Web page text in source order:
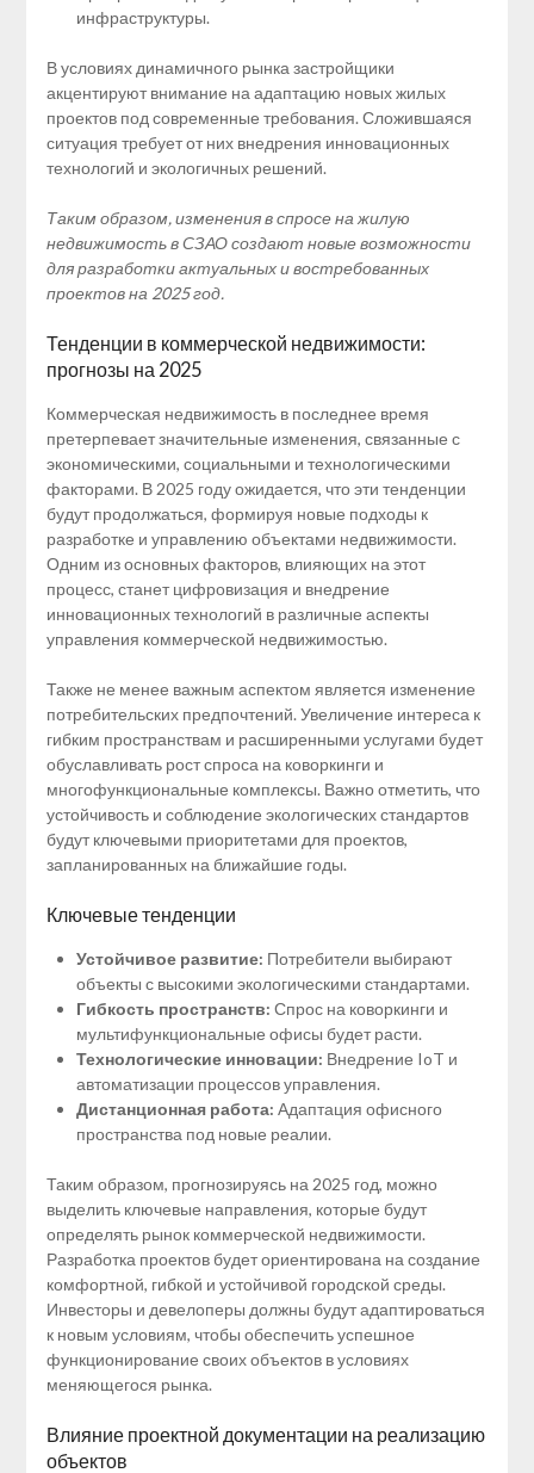
инфраструктуры.
В условиях динамичного рынка застройщики
акцентируют внимание на адаптацию новых жилых
проектов под современные требования. Сложившаяся
ситуация требует от них внедрения инновационных
технологий и экологичных решений.
Таким образом, изменения в спросе на жилую
недвижимость в СЗАО создают новые возможности
для разработки актуальных и востребованных
проектов на 2025 год.
Тенденции в коммерческой недвижимости:
прогнозы на 2025
Коммерческая недвижимость в последнее время
претерпевает значительные изменения, связанные с
экономическими, социальными и технологическими
факторами. В 2025 году ожидается, что эти тенденции
будут продолжаться, формируя новые подходы к
разработке и управлению объектами недвижимости.
Одним из основных факторов, влияющих на этот
процесс, станет цифровизация и внедрение
инновационных технологий в различные аспекты
управления коммерческой недвижимостью.
Также не менее важным аспектом является изменение
потребительских предпочтений. Увеличение интереса к
гибким пространствам и расширенными услугами будет
обуславливать рост спроса на коворкинги и
многофункциональные комплексы. Важно отметить, что
устойчивость и соблюдение экологических стандартов
будут ключевыми приоритетами для проектов,
запланированных на ближайшие годы.
Ключевые тенденции
Устойчивое развитие: Потребители выбирают
объекты с высокими экологическими стандартами.
Гибкость пространств: Спрос на коворкинги и
мультифункциональные офисы будет расти.
Технологические инновации: Внедрение IoT и
автоматизации процессов управления.
Дистанционная работа: Адаптация офисного
пространства под новые реалии.
Таким образом, прогнозируясь на 2025 год, можно
выделить ключевые направления, которые будут
определять рынок коммерческой недвижимости.
Разработка проектов будет ориентирована на создание
комфортной, гибкой и устойчивой городской среды.
Инвесторы и девелоперы должны будут адаптироваться
к новым условиям, чтобы обеспечить успешное
функционирование своих объектов в условиях
меняющегося рынка.
Влияние проектной документации на реализацию
объектов